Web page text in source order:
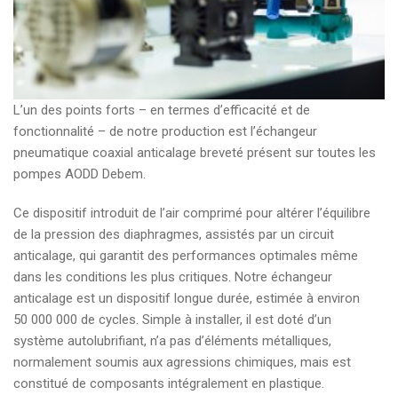
L’un des points forts – en termes d’efficacité et de
fonctionnalité – de notre production est l’échangeur
pneumatique coaxial anticalage breveté présent sur toutes les
pompes AODD Debem.
Ce dispositif introduit de l’air comprimé pour altérer l’équilibre
de la pression des diaphragmes, assistés par un circuit
anticalage, qui garantit des performances optimales même
dans les conditions les plus critiques. Notre échangeur
anticalage est un dispositif longue durée, estimée à environ
50 000 000 de cycles. Simple à installer, il est doté d’un
système autolubrifiant, n’a pas d’éléments métalliques,
normalement soumis aux agressions chimiques, mais est
constitué de composants intégralement en plastique.